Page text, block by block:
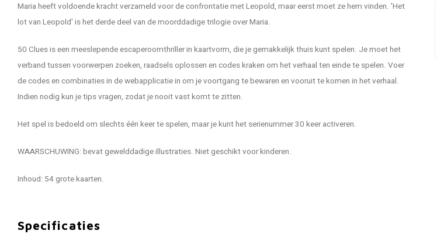
Maria heeft voldoende kracht verzameld voor de confrontatie met Leopold, maar eerst moet ze hem vinden. 'Het
lot van Leopold' is het derde deel van de moorddadige trilogie over Maria.
50 Clues is een meeslepende escaperoomthriller in kaartvorm, die je gemakkelijk thuis kunt spelen. Je moet het
verband tussen voorwerpen zoeken, raadsels oplossen en codes kraken om het verhaal ten einde te spelen. Voer
de codes en combinaties in de webapplicatie in om je voortgang te bewaren en vooruit te komen in het verhaal.
Indien nodig kun je tips vragen, zodat je nooit vast komt te zitten.
Het spel is bedoeld om slechts één keer te spelen, maar je kunt het serienummer 30 keer activeren.
WAARSCHUWING: bevat gewelddadige illustraties. Niet geschikt voor kinderen.
Inhoud: 54 grote kaarten.
Specificaties